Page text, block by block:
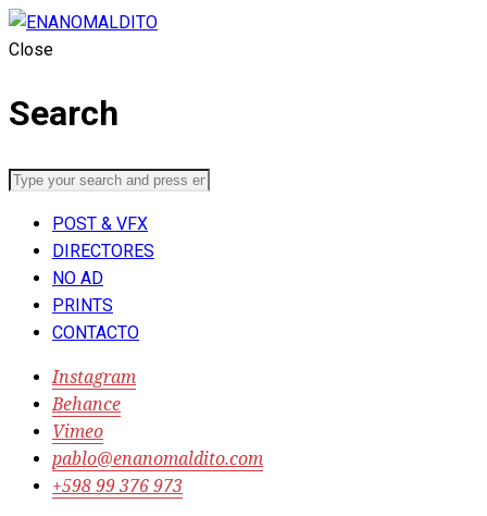
Close
Search
POST & VFX
DIRECTORES
NO AD
PRINTS
CONTACTO
Instagram
Behance
Vimeo
pablo@enanomaldito.com
‭+598 99 376 973‬